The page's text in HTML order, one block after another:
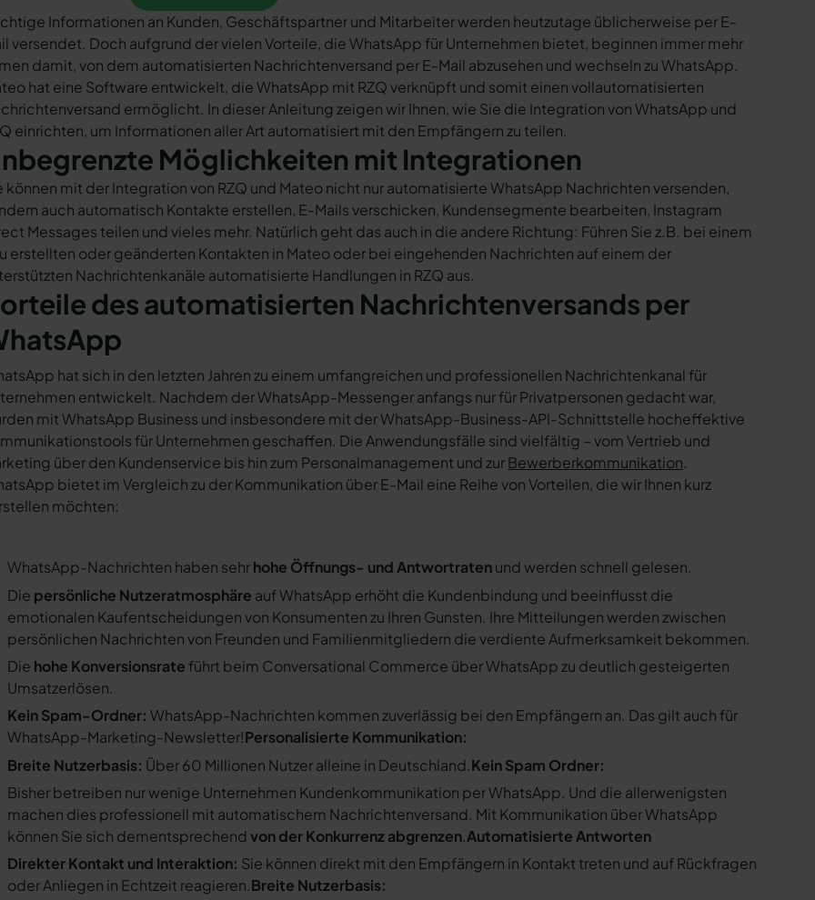
Informationen an Kunden, Geschäftspartner und Mitarbeiter werden heutzutage üblicherweise per E-
versendet. Doch aufgrund der vielen Vorteile, die WhatsApp für Unternehmen bietet, beginnen immer mehr
damit, von dem automatisierten Nachrichtenversand per E-Mail abzusehen und wechseln zu WhatsApp.
hat eine Software entwickelt, die WhatsApp mit RZQ verknüpft und somit einen vollautomatisierten
ermöglicht. In dieser Anleitung zeigen wir Ihnen, wie Sie die Integration von WhatsApp und
einrichten, um Informationen aller Art automatisiert mit den Empfängern zu teilen.
Möglichkeiten mit Integrationen
können mit der Integration von RZQ und Mateo nicht nur automatisierte WhatsApp Nachrichten versenden,
auch automatisch Kontakte erstellen, E-Mails verschicken, Kundensegmente bearbeiten, Instagram
Messages teilen und vieles mehr. Natürlich geht das auch in die andere Richtung: Führen Sie z.B. bei einem
erstellten oder geänderten Kontakten in Mateo oder bei eingehenden Nachrichten auf einem der
Nachrichtenkanäle automatisierte Handlungen in RZQ aus.
des automatisierten Nachrichtenversands per
hat sich in den letzten Jahren zu einem umfangreichen und professionellen Nachrichtenkanal für
entwickelt. Nachdem der WhatsApp-Messenger anfangs nur für Privatpersonen gedacht war,
mit WhatsApp Business und insbesondere mit der WhatsApp-Business-API-Schnittstelle hocheffektive
für Unternehmen geschaffen. Die Anwendungsfälle sind vielfältig – vom Vertrieb und
über den Kundenservice bis hin zum Personalmanagement und zurBewerberkommunikation.
bietet im Vergleich zu der Kommunikation über E-Mail eine Reihe von Vorteilen, die wir Ihnen kurz
möchten:
WhatsApp-Nachrichten haben sehrhohe Öffnungs- und Antwortratenund werden schnell gelesen.
Die persönliche Nutzeratmosphäre auf WhatsApp erhöht die Kundenbindung und beeinflusst die
emotionalen Kaufentscheidungen von Konsumenten zu Ihren Gunsten. Ihre Mitteilungen werden zwischen
persönlichen Nachrichten von Freunden und Familienmitgliedern die verdiente Aufmerksamkeit bekommen.
Die hohe Konversionsrate führt beim Conversational Commerce über WhatsApp zu deutlich gesteigerten
Umsatzerlösen.
Kein Spam-Ordner: WhatsApp-Nachrichten kommen zuverlässig bei den Empfängern an. Das gilt auch für
WhatsApp-Marketing-Newsletter!Personalisierte Kommunikation:
Breite Nutzerbasis: Über 60 Millionen Nutzer alleine in Deutschland.Kein Spam Ordner:
Bisher betreiben nur wenige Unternehmen Kundenkommunikation per WhatsApp. Und die allerwenigsten
machen dies professionell mit automatischem Nachrichtenversand. Mit Kommunikation über WhatsApp
können Sie sich dementsprechendvon der Konkurrenz abgrenzen.Automatisierte Antworten
Direkter Kontakt und Interaktion: Sie können direkt mit den Empfängern in Kontakt treten und auf Rückfragen
oder Anliegen in Echtzeit reagieren.Breite Nutzerbasis: